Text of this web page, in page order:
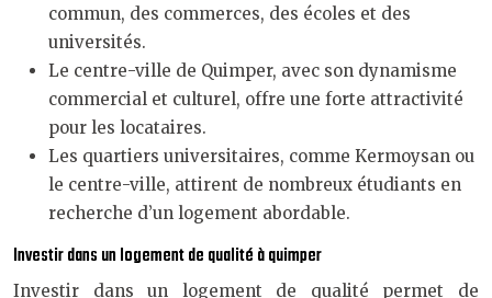
commun, des commerces, des écoles et des
universités.
Le centre-ville de Quimper, avec son dynamisme
commercial et culturel, offre une forte attractivité
pour les locataires.
Les quartiers universitaires, comme Kermoysan ou
le centre-ville, attirent de nombreux étudiants en
recherche d’un logement abordable.
Investir dans un logement de qualité à quimper
Investir dans un logement de qualité permet de